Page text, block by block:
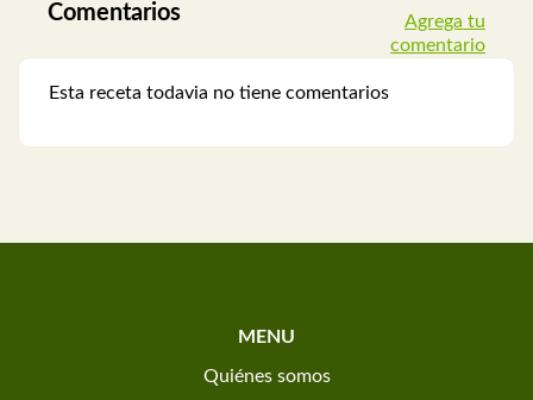
Comentarios
Agrega tu
comentario
Esta receta todavia no tiene comentarios
MENU
Quiénes somos